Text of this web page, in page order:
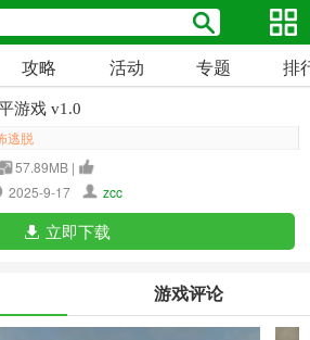
攻略 活动 专题 排
游戏 v1.0
逃脱
57.89MB |
2025-9-17 zcc
立即下载
游戏评论